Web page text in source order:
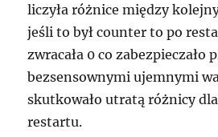
liczyła różnice między
jeśli to był counter to po
zwracała 0 co zabezpieczało
bezsensownymi ujemnymi
skutkowało utratą różnicy
restartu.